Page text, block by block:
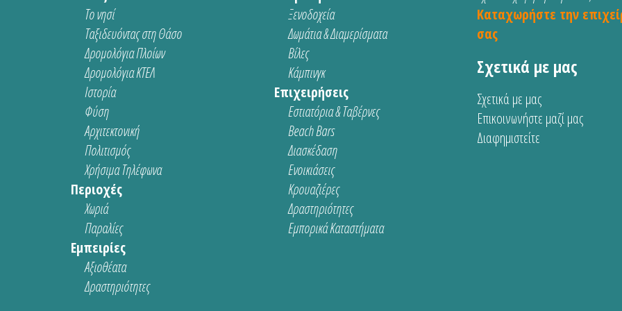
Το νησί
Ταξιδευόντας στη Θάσο
Δρομολόγια Πλοίων
Δρομολόγια ΚΤΕΛ
Ιστορία
Φύση
Αρχιτεκτονική
Πολιτισμός
Χρήσιμα Τηλέφωνα
Περιοχές
Χωριά
Παραλίες
Εμπειρίες
Αξιοθέατα
Δραστηριότητες
Ξενοδοχεία
Δωμάτια & Διαμερίσματα
Βίλες
Κάμπινγκ
Επιχειρήσεις
Εστιατόρια & Ταβέρνες
Beach Bars
Διασκέδαση
Ενοικιάσεις
Κρουαζιέρες
Δραστηριότητες
Εμπορικά Καταστήματα
Καταχωρήστε την
σας
Σχετικά με μας
Σχετικά με μας
Επικοινωνήστε μαζί μας
Διαφημιστείτε